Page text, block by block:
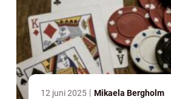
12 juni 2025 Mikaela Bergholm